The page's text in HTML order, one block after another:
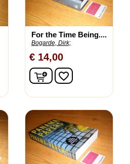
For the Time Being....
Bogarde, Dirk;
€ 14,00
In winkelwagen
favorite_border